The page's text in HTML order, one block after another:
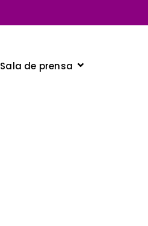
Sala de prensa